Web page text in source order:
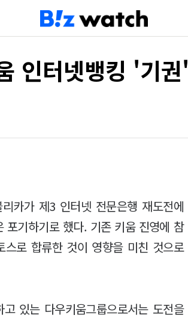
인터넷뱅킹 '기권'
카가 제3 인터넷 전문은행 재도전에
포기하기로 했다. 기존 키움 진영에 참
로 합류한 것이 영향을 미친 것으로
있는 다우키움그룹으로서는 도전을